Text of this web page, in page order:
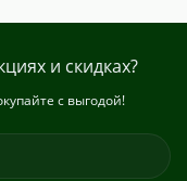
и скидках?
с выгодой!